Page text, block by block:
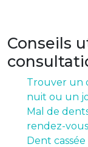
Conseils
Trouver un
nuit ou un
Mal de
rendez-vous
Dent